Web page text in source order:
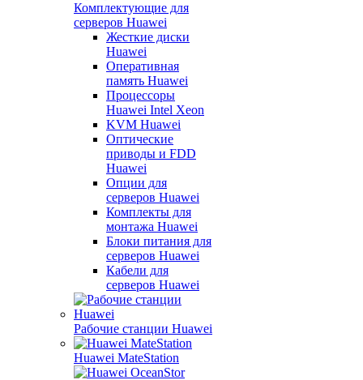
Комплектующие для
серверов Huawei
Жесткие диски
Huawei
Оперативная
память Huawei
Процессоры
Huawei Intel Xeon
KVM Huawei
Оптические
приводы и FDD
Huawei
Опции для
серверов Huawei
Комплекты для
монтажа Huawei
Блоки питания для
серверов Huawei
Кабели для
серверов Huawei
Рабочие станции Huawei
Huawei MateStation